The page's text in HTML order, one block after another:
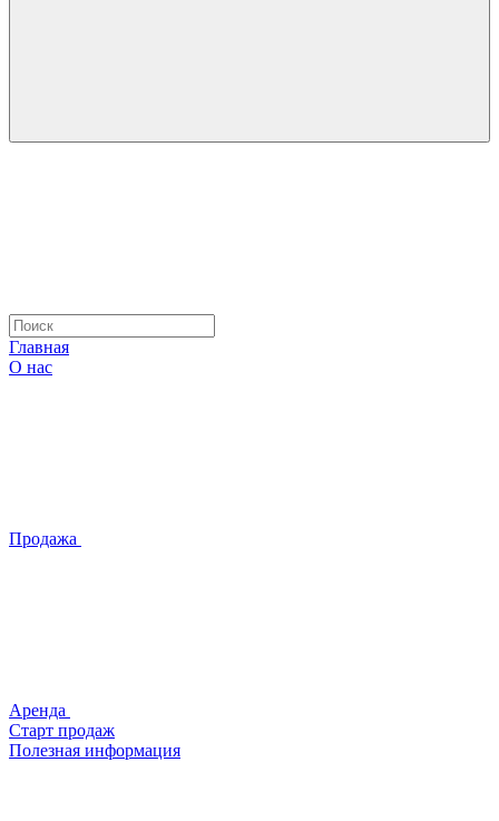
Главная
О нас
Продажа
Аренда
Старт продаж
Полезная информация